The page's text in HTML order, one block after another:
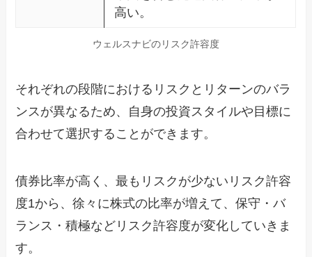
高い。
ウェルスナビのリスク許容度
それぞれの段階におけるリスクとリターンのバラ
ンスが異なるため、自身の投資スタイルや目標に
合わせて選択することができます。
債券比率が高く、最もリスクが少ないリスク許容
度1から、徐々に株式の比率が増えて、保守・バ
ランス・積極などリスク許容度が変化していきま
す。